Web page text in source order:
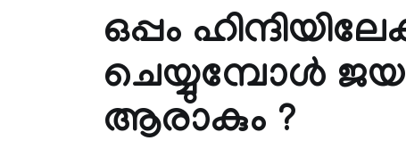
ഒപ്പം
ചെയ്യുമ്പോള്‍
ആരാകും ?